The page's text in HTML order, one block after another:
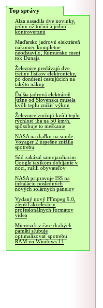
Top správy
Alza nasadila dve novinky,
jednu užitočnú a jednu
kontroverznú
Maďarsko jadrovú elektráreň
nakoniec kompletne
neodstavilo, Rumunsko mení
tok Dunaja
Železnice predávajú dve
tretiny lístkov elektronicky,
po donútení cestujúcich na
takýto nákup
Ďalšia jadrová elektráreň
južne od Slovenska musela
kvôli teplu znížiť výkon
Železnice znižujú kvôli teplu
rýchlosť iba na 50 km/h,
spôsobuje to meškanie
NASA na diaľku na sonde
Voyager 2 úspešne znížila
spotrebu
Súd zakázal samojazdiacim
Google taxíkom dobíjanie v
noci, rušili obyvateľov
NASA pripravuje ISS na
inštaláciu posledných
nových solárnych panelov
Vydaný nový FFmpeg 9.0,
zlepšil akceleráciu
profesionálnych formátov
videa
Microsoft v čase drahých
pamätí sľubuje
optimalizovať spotrebu
RAM vo Windows 11